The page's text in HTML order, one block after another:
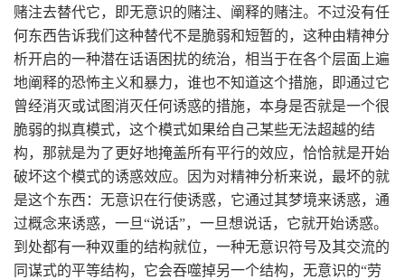
赌注去替代它，即无意识的赌注、阐释的赌注。不过没有任
何东西告诉我们这种替代不是脆弱和短暂的，这种由精神分
析开启的一种潜在话语困扰的统治，相当于在各个层面上遍
地阐释的恐怖主义和暴力，谁也不知道这个措施，即通过它
曾经消灭或试图消灭任何诱惑的措施，本身是否就是一个很
脆弱的拟真模式，这个模式如果给自己某些无法超越的结
构，那就是为了更好地掩盖所有平行的效应，恰恰就是开始
破坏这个模式的诱惑效应。因为对精神分析来说，最坏的就
是这个东西：无意识在行使诱惑，它通过其梦境来诱惑，通
过概念来诱惑，一旦“说话”，一旦想说话，它就开始诱惑。
到处都有一种双重的结构就位，一种无意识符号及其交流的
同谋式的平等结构，它会吞噬掉另一个结构，无意识的“劳